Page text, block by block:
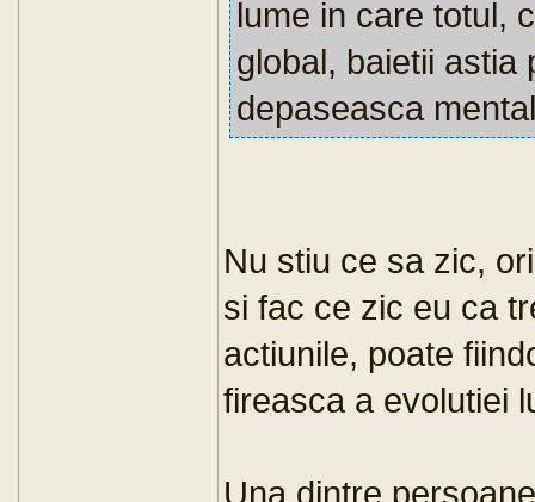
lume in care totul,
global, baietii astia
depaseasca
Nu stiu ce sa zic,
si fac ce zic eu ca
actiunile, poate
fireasca a evolutiei
Una dintre